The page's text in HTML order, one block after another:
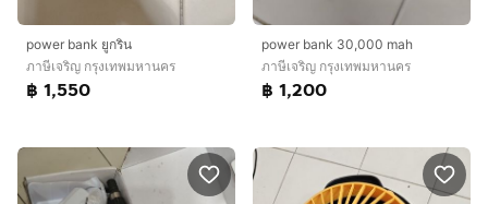
power bank ยูกริน
ภาษีเจริญ กรุงเทพมหานคร
฿ 1,550
power bank 30,000 mah
ภาษีเจริญ กรุงเทพมหานคร
฿ 1,200